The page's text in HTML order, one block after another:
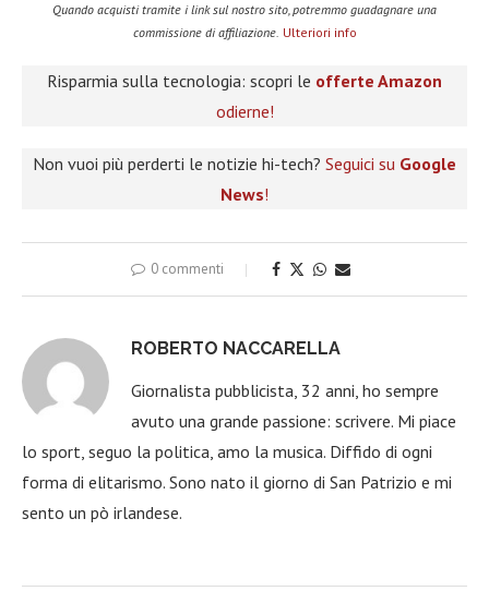
Quando acquisti tramite i link sul nostro sito, potremmo guadagnare una
commissione di affiliazione. Ulteriori info
Risparmia sulla tecnologia: scopri le offerte Amazon
odierne!
Non vuoi più perderti le notizie hi-tech? Seguici su Google
News!
0 commenti
ROBERTO NACCARELLA
Giornalista pubblicista, 32 anni, ho sempre
avuto una grande passione: scrivere. Mi piace
lo sport, seguo la politica, amo la musica. Diffido di ogni
forma di elitarismo. Sono nato il giorno di San Patrizio e mi
sento un pò irlandese.